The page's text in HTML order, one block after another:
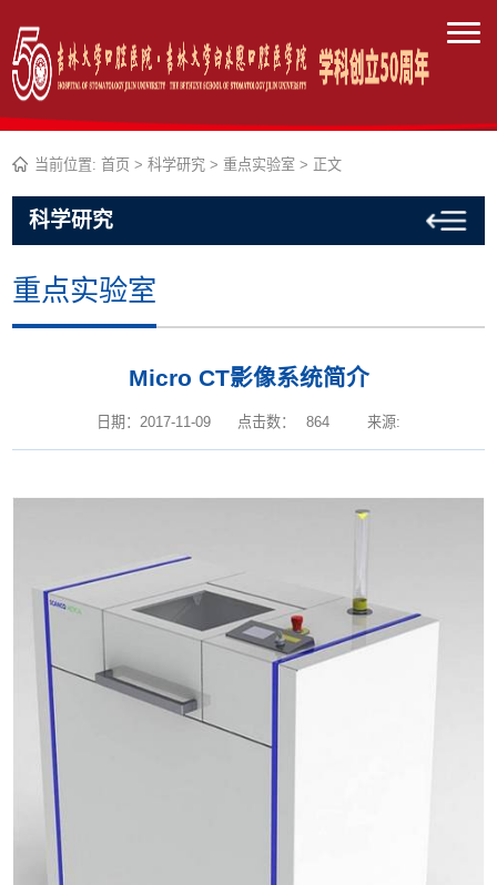
当前位置:首页 >科学研究 >重点实验室 > 正文
科学研究
重点实验室
Micro CT影像系统简介
日期：2017-11-09 点击数： 864 来源: